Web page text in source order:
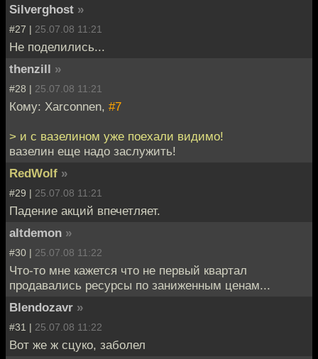
Silverghost »
#27 | 25.07.08 11:21
Не поделились...
thenzill »
#28 | 25.07.08 11:21
Кому: Xarconnen, #7
> и с вазелином уже поехали видимо!
вазелин еще надо заслужить!
RedWolf »
#29 | 25.07.08 11:21
Падение акций впечетляет.
altdemon »
#30 | 25.07.08 11:22
Что-то мне кажется что не первый квартал
продавались ресурсы по заниженным ценам...
Blendozavr »
#31 | 25.07.08 11:22
Вот же ж сцуко, заболел